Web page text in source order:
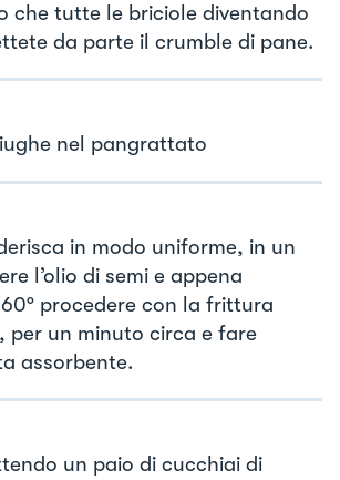
che tutte le briciole diventando
da parte il crumble di pane.
nel pangrattato
in modo uniforme, in un
l’olio di semi e appena
procedere con la frittura
per un minuto circa e fare
assorbente.
un paio di cucchiai di